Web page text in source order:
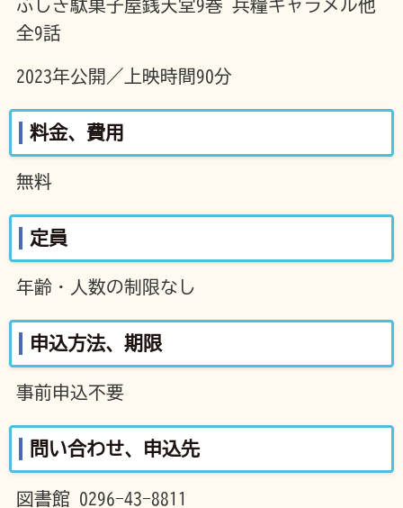
ふしぎ駄菓子屋銭天堂9巻 兵糧キャラメル他
全9話
2023年公開／上映時間90分
料金、費用
無料
定員
年齢・人数の制限なし
申込方法、期限
事前申込不要
問い合わせ、申込先
図書館 0296-43-8811